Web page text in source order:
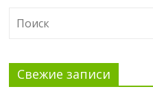
Свежие записи